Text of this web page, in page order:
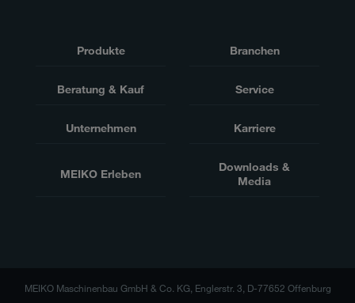
Produkte Branchen
Beratung & Kauf Service
Unternehmen Karriere
MEIKO Erleben
Downloads &
Media
MEIKO Maschinenbau GmbH & Co. KG, Englerstr. 3, D-77652 Offenburg